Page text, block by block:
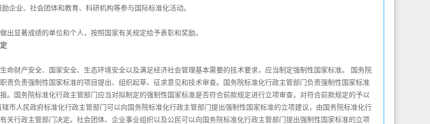
企业、社会团体和教育、科研机构等参与国际标准化活动。
显著成绩的单位和个人，按照国家有关规定给予表彰和奖励。
财产安全、国家安全、生态环境安全以及满足经济社会管理基本需要的技术要求，应当制定强制性国家标准。 国务院
责负责强制性国家标准的项目提出、组织起草、征求意见和技术审查。国务院标准化行政主管部门负责强制性国家标准
。国务院标准化行政主管部门应当对拟制定的强制性国家标准是否符合前款规定进行立项审查，对符合前款规定的予以
市人民政府标准化行政主管部门可以向国务院标准化行政主管部门提出强制性国家标准的立项建议，由国务院标准化行
关行政主管部门决定。社会团体、企业事业组织以及公民可以向国务院标准化行政主管部门提出强制性国家标准的立项